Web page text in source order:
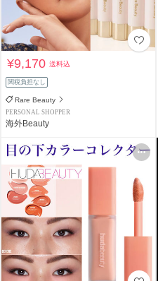
¥9,170送料込
関税負担なし
Rare Beauty
PERSONAL SHOPPER
海外Beauty